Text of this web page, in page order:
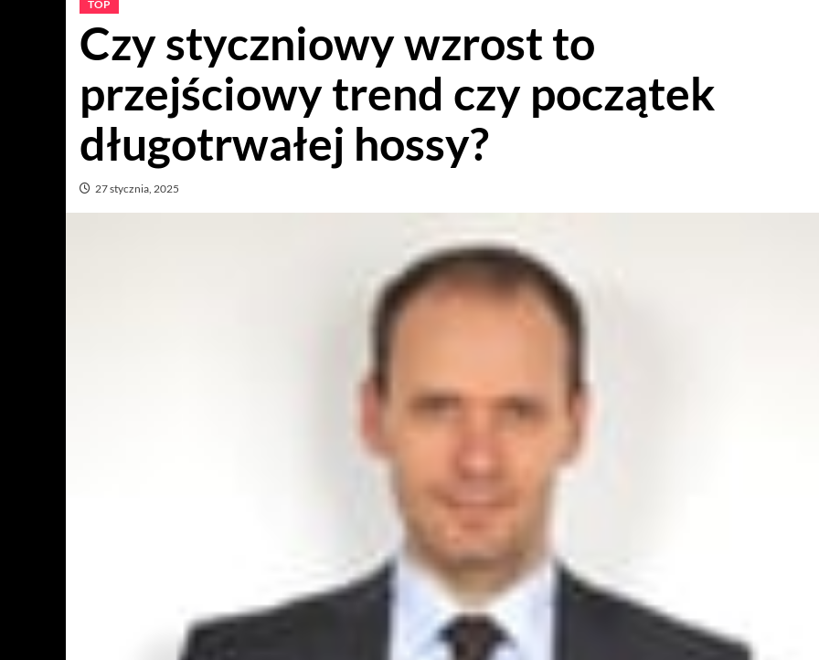
TOP
Czy styczniowy wzrost to
przejściowy trend czy początek
długotrwałej hossy?
27 stycznia, 2025